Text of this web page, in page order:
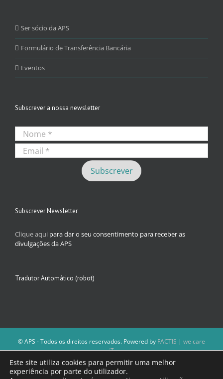
Ser sócio da APS
Formulário de Transferência Bancária
Eventos
Subscrever a nossa newsletter
Subscrever Newsletter
Clique aqui para dar o seu consentimento para receber as
divulgações da APS
Tradutor Automático (robot)
© APS - Todos os direitos reservados. Powered by FACTIS | we care
iT
A Direção da APS reserva-se o direito de não publicar conteúdos que
violem as leis nacionais.
Este site utiliza cookies para permitir uma melhor
experiência por parte do utilizador.